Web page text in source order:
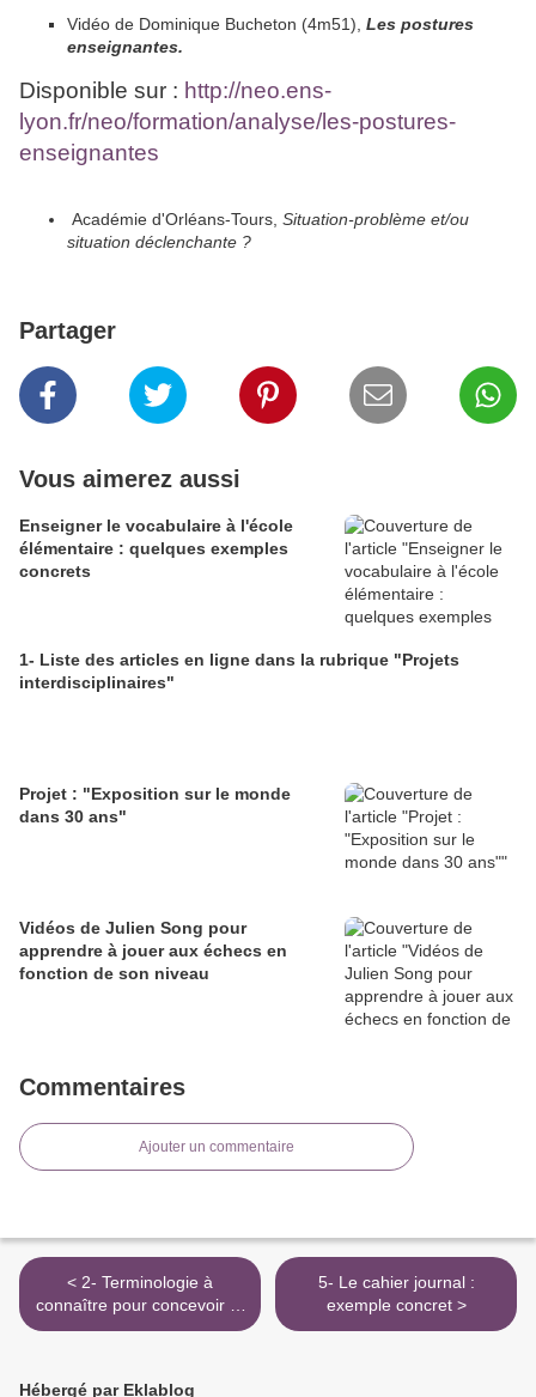
Vidéo de Dominique Bucheton (4m51), Les postures
enseignantes.
Disponible sur : http://neo.ens-
lyon.fr/neo/formation/analyse/les-postures-
enseignantes
Académie d'Orléans-Tours, Situation-problème et/ou
situation déclenchante ?
Partager
Vous aimerez aussi
Enseigner le vocabulaire à l'école
élémentaire : quelques exemples
concrets
1- Liste des articles en ligne dans la rubrique "Projets
interdisciplinaires"
Projet : "Exposition sur le monde
dans 30 ans"
Vidéos de Julien Song pour
apprendre à jouer aux échecs en
fonction de son niveau
Commentaires
Ajouter un commentaire
< 2- Terminologie à
connaître pour concevoir et
mettre en œuvre son
5- Le cahier journal :
exemple concret >
Hébergé par Eklablog